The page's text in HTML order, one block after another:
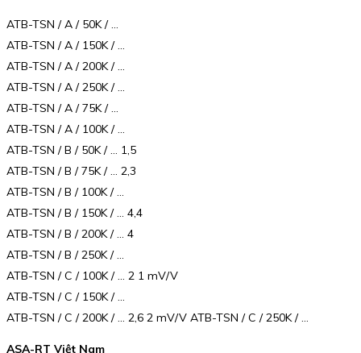
ATB-TSN / A / 50K / …
ATB-TSN / A / 150K / …
ATB-TSN / A / 200K / …
ATB-TSN / A / 250K / …
ATB-TSN / A / 75K / …
ATB-TSN / A / 100K / …
ATB-TSN / B / 50K / … 1,5
ATB-TSN / B / 75K / … 2,3
ATB-TSN / B / 100K / …
ATB-TSN / B / 150K / … 4,4
ATB-TSN / B / 200K / … 4
ATB-TSN / B / 250K / …
ATB-TSN / C / 100K / … 2 1 mV/V
ATB-TSN / C / 150K / …
ATB-TSN / C / 200K / … 2,6 2 mV/V ATB-TSN / C / 250K / …
ASA-RT Việt Nam